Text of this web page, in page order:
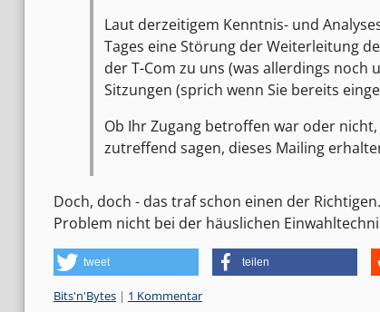
Laut derzeitigem Kenntnis- und
Tages eine Störung der Weiterleitung
der T-Com zu uns (was allerdings
Sitzungen (sprich wenn Sie bereits
Ob Ihr Zugang betroffen war oder
zutreffend sagen, dieses Mailing
Doch, doch - das traf schon einen der Richtigen.
Problem nicht bei der häuslichen
tweet teilen
Kategorien:
Bits'n'Bytes| 1 Kommentar